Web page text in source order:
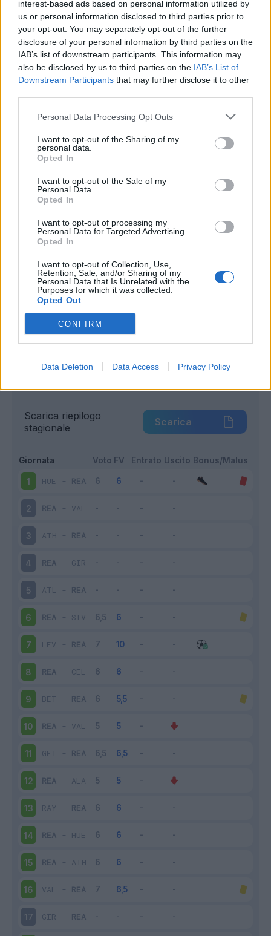
interest-based ads based on personal information utilized by
us or personal information disclosed to third parties prior to
your opt-out. You may separately opt-out of the further
disclosure of your personal information by third parties on the
IAB’s list of downstream participants. This information may
also be disclosed by us to third parties on the IAB’s List of
Downstream Participants that may further disclose it to other
Personal Data Processing Opt Outs
I want to opt-out of the Sharing of my
personal data.
Opted In
I want to opt-out of the Sale of my
Personal Data.
Opted In
I want to opt-out of processing my
Personal Data for Targeted Advertising.
Opted In
I want to opt-out of Collection, Use,
Retention, Sale, and/or Sharing of my
Personal Data that Is Unrelated with the
Purposes for which it was collected.
Opted Out
CONFIRM
Data Deletion Data Access Privacy Policy
Riepilogo stagione
Squalificato 0 - 0%
Infortunato
Inutilizzato 10 - 37%
Scarica riepilogo
stagionale
Scarica
Giornata Voto FV Entrato Uscito Bonus/Malus
1 HUE - REA
2 REA - VAL
3 ATH - REA
4 REA - GIR
5 ATL - REA
6 REA - SIV
7 LEV - REA
8 REA - CEL
9 BET - REA
10 REA - VAL
11 GET - REA
12 REA - ALA
13 RAY - REA
14 REA - HUE
15 REA - ATH
16 VAL - REA
17 GIR - REA